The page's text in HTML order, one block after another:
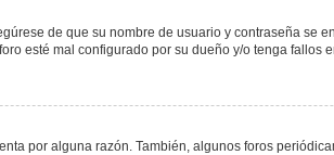
de que su nombre de usuario y contraseña se
esté mal configurado por su dueño y/o tenga fallos
por alguna razón. También, algunos foros